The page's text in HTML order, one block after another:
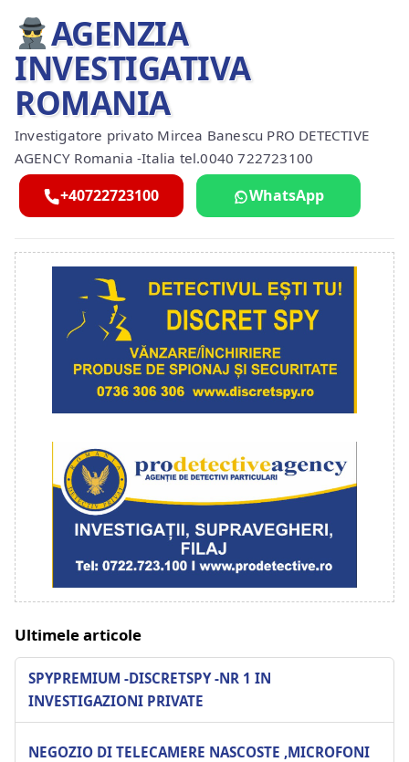
AGENZIA
INVESTIGATIVA
ROMANIA
Investigatore privato Mircea Banescu PRO DETECTIVE
AGENCY Romania -Italia tel.0040 722723100
+40722723100 WhatsApp
Ultimele articole
SPYPREMIUM -DISCRETSPY -NR 1 IN
INVESTIGAZIONI PRIVATE
NEGOZIO DI TELECAMERE NASCOSTE ,MICROFONI